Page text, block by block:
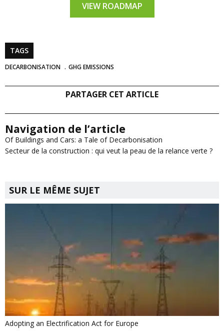
VIEW ROADMAP
TAGS
DECARBONISATION GHG EMISSIONS
PARTAGER CET ARTICLE
Navigation de l’article
Of Buildings and Cars: a Tale of Decarbonisation
Secteur de la construction : qui veut la peau de la relance verte ?
SUR LE MÊME SUJET
Adopting an Electrification Act for Europe